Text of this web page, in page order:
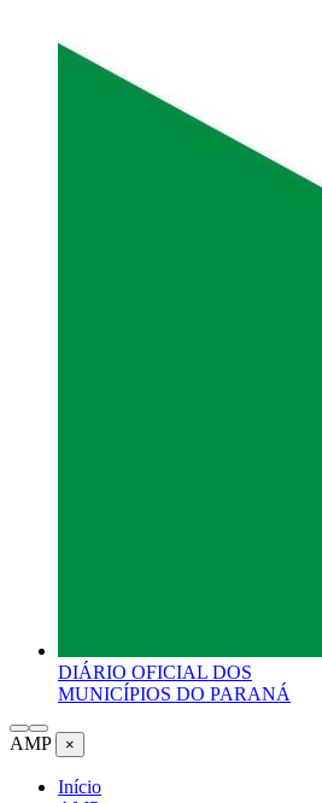
DIÁRIO OFICIAL DOS
MUNICÍPIOS DO PARANÁ
AMP ×
Início